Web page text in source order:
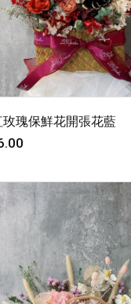
瑰保鮮花開張花藍